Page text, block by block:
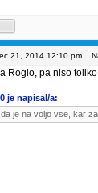
21, 2014 12:10 pm
Roglo, pa niso
je napisal/a:
je na voljo vse, kar